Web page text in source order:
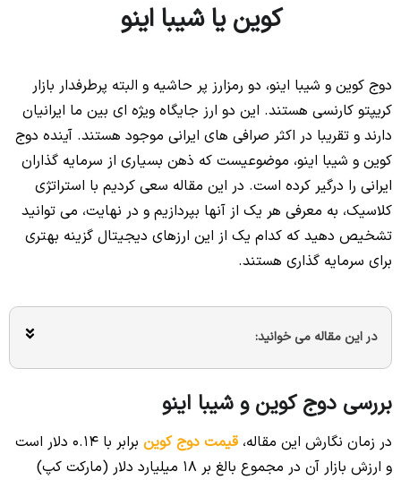
کوین یا شیبا اینو
دوج کوین و شیبا اینو، دو رمزارز پر حاشیه و البته پرطرفدار بازار
کریپتو کارنسی هستند. این دو ارز جایگاه ویژه ای بین ما ایرانیان
دارند و تقریبا در اکثر صرافی های ایرانی موجود هستند. آینده دوج
کوین و شیبا اینو، موضوعیست که ذهن بسیاری از سرمایه گذاران
ایرانی را درگیر کرده است. در این مقاله سعی کردیم با استراتژی
کلاسیک، به معرفی هر یک از آنها بپردازیم و در نهایت، می توانید
تشخیص دهید که کدام یک از این ارزهای دیجیتال گزینه بهتری
برای سرمایه گذاری هستند.
در این مقاله می خوانید:
بررسی دوج کوین و شیبا اینو
در زمان نگارش این مقاله، قیمت دوج کوین
برابر با 0.14 دلار است
و ارزش بازار آن در مجموع بالغ بر 18 میلیارد دلار (مارکت کپ)